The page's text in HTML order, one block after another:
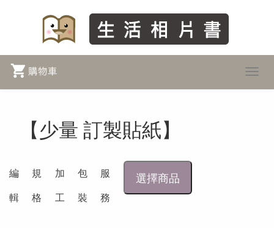
【少量 訂製貼紙】
編
輯
規
格
加
工
包
裝
服
務
選擇商品